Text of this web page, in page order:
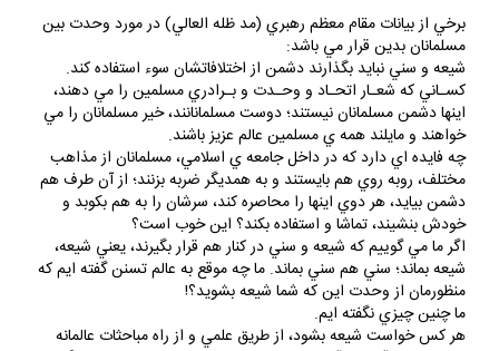
برخي از بيانات مقام معظم رهبري (مد ظله العالي) در مورد وحدت بين
مسلمانان بدين قرار مي باشد:
شيعه و سني نبايد بگذارند دشمن از اختلافاتشان سوء استفاده كند.
كسـاني كه شعـار اتحـاد و وحـدت و بـرادري مسلمين را مي دهند،
اينها دشمن مسلمانان نيستند؛ دوست مسلمانانند، خير مسلمانان را مي
خواهند و مايلند همه ي مسلمين عالم عزيز باشند.
چه فايده اي دارد كه در داخل جامعه ي اسلامي، مسلمانان از مذاهب
مختلف، روبه روي هم بايستند و به همديگر ضربه بزنند؛ از آن طرف هم
دشمن بيايد، هر دوي اينها را محاصره كند، سرشان را به هم بكوبد و
خودش بنشيند، تماشا و استفاده بكند؟ اين خوب است؟
اگر ما مي گوييم كه شيعه و سني در كنار هم قرار بگيرند، يعني شيعه،
شيعه بماند؛ سني هم سني بماند. ما چه موقع به عالم تسنن گفته ايم كه
منظورمان از وحدت اين كه شما شيعه بشويد؟!
ما چنين چيزي نگفته ايم.
هر كس خواست شيعه بشود، از طريق علمي و از راه مباحثات عالمانه